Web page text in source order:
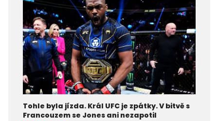
Tohle byla jízda. Král UFC je zpátky. V bitvě s
Francouzem se Jones ani nezapotil